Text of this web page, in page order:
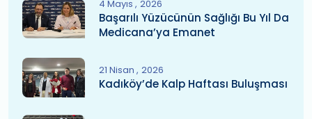
4 Mayıs 2026
Başarılı Yüzücünün Sağlığı Bu Yıl Da
Medicana’ya Emanet
21 Nisan 2026
Kadıköy’de Kalp Haftası Buluşması